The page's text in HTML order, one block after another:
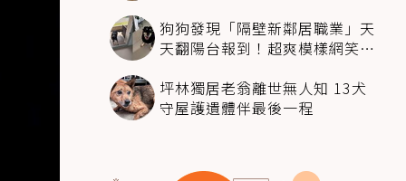
狗狗發現「隔壁新鄰居職業」天
天翻陽台報到！超爽模樣網笑
坪林獨居老翁離世無人知 13犬
守屋護遺體伴最後一程